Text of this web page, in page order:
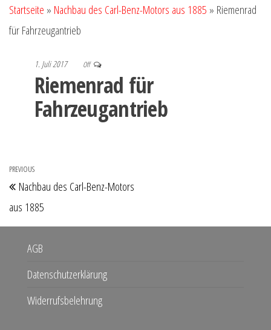
Startseite » Nachbau des Carl-Benz-Motors aus 1885 » Riemenrad
für Fahrzeugantrieb
1. Juli 2017 Off
Riemenrad für
Fahrzeugantrieb
Beitragsnavigation
Previous
Post
PREVIOUS
Nachbau des Carl-Benz-Motors
aus 1885
AGB
Datenschutzerklärung
Widerrufsbelehrung